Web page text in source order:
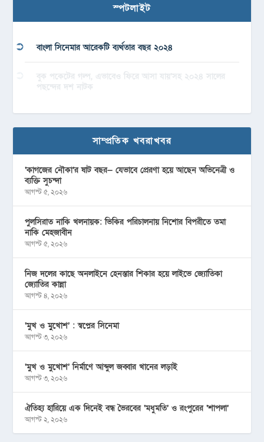
স্পটলাইট
বাংলা সিনেমার আরেকটি ব্যর্থতার বছর ২০২৪
বুক পকেটের গল্প, এভাবেও ফিরে আসা যায়’সহ ২০২৪ সালের
পছন্দের দশ নাটক
সাম্প্রতিক খবরাখবর
‘কাগজের নৌকা’র ষাট বছর— যেভাবে প্রেরণা হয়ে আছেন অভিনেত্রী ও
ব্যক্তি সুচন্দা
আগস্ট ৫, ২০২৬
পুলসিরাত নাকি খলনায়ক: ভিকির পরিচালনায় নিশোর বিপরীতে তমা
নাকি মেহজাবীন
আগস্ট ৫, ২০২৬
নিজ দলের কাছে অনলাইনে হেনস্তার শিকার হয়ে লাইভে জ্যোতিকা
জ্যোতির কান্না
আগস্ট ৪, ২০২৬
‘মুখ ও মু্খোশ’ : স্বপ্নের সিনেমা
আগস্ট ৩, ২০২৬
‘মুখ ও মুখোশ’ নির্মাণে আব্দুল জব্বার খানের লড়াই
আগস্ট ৩, ২০২৬
ঐতিহ্য হারিয়ে এক দিনেই বন্ধ ভৈরবের ‘মধুমতি’ ও রংপুরের ‘শাপলা’
আগস্ট ২, ২০২৬